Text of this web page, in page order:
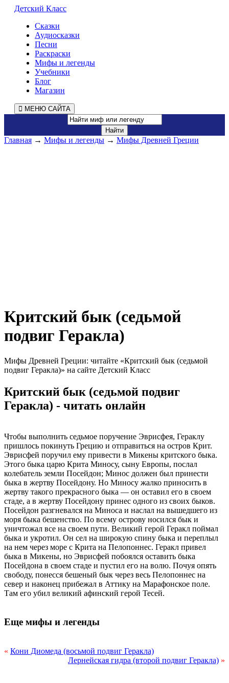
Детский Класс
Сказки
Аудиосказки
Песни
Раскраски
Мифы и легенды
Учебники
Блог
Магазин
МЕНЮ САЙТА
Главная → Мифы и легенды → Мифы Древней Греции
Критский бык (седьмой
подвиг Геракла)
Мифы Древней Греции: читайте «Критский бык (седьмой
подвиг Геракла)» на сайте Детский Класс
Критский бык (седьмой подвиг
Геракла) - читать онлайн
Чтобы выполнить седьмое поручение Эврисфея, Гераклу
пришлось покинуть Грецию и отправиться на остров Крит.
Эврисфей поручил ему привести в Микены критского быка.
Этого быка царю Крита Миносу, сыну Европы, послал
колебатель земли Посейдон; Минос должен был принести
быка в жертву Посейдону. Но Миносу жалко приносить в
жертву такого прекрасного быка — он оставил его в своем
стаде, а в жертву Посейдону принес одного из своих быков.
Посейдон разгневался на Миноса и наслал на вышедшего из
моря быка бешенство. По всему острову носился бык и
уничтожал все на своем пути. Великий герой Геракл поймал
быка и укротил. Он сел на широкую спину быка и переплыл
на нем через море с Крита на Пелопоннес. Геракл привел
быка в Микены, но Эврисфей побоялся оставить быка
Посейдона в своем стаде и пустил его на волю. Почуя опять
свободу, понесся бешеный бык через весь Пелопоннес на
север и наконец прибежал в Аттику на Марафонское поле.
Там его убил великий афинский герой Тесей.
Еще мифы и легенды
« Кони Диомеда (восьмой подвиг Геракла)
Лернейская гидра (второй подвиг Геракла) »